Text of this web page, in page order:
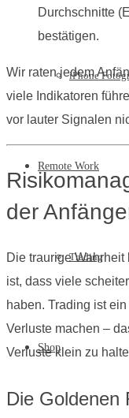
iPhone
Remote Work
Trading
Shop
Durchschnitte
bestätigen.
Wir raten jedem
viele Indikatoren
vor lauter Signalen
der
Die traurige Wahrheit
ist, dass viele
haben. Trading ist ein
Verluste machen –
Verluste klein zu
Die Goldenen